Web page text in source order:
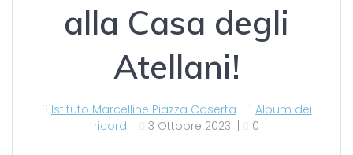
alla Casa degli
Atellani!
Istituto Marcelline Piazza Caserta
Album dei
ricordi
3 Ottobre 2023 | 0